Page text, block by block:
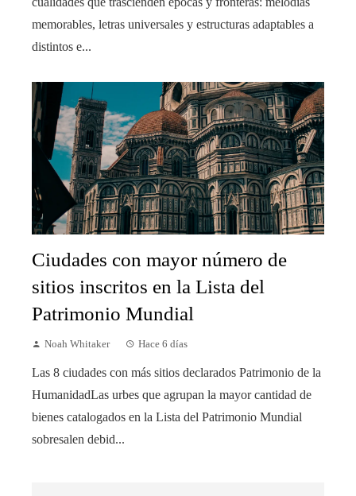
memorables, letras universales y estructuras adaptables a
distintos e...
Ciudades con mayor número de
sitios inscritos en la Lista del
Patrimonio Mundial
Noah Whitaker Hace 6 días
Las 8 ciudades con más sitios declarados Patrimonio de la
HumanidadLas urbes que agrupan la mayor cantidad de
bienes catalogados en la Lista del Patrimonio Mundial
sobresalen debid...